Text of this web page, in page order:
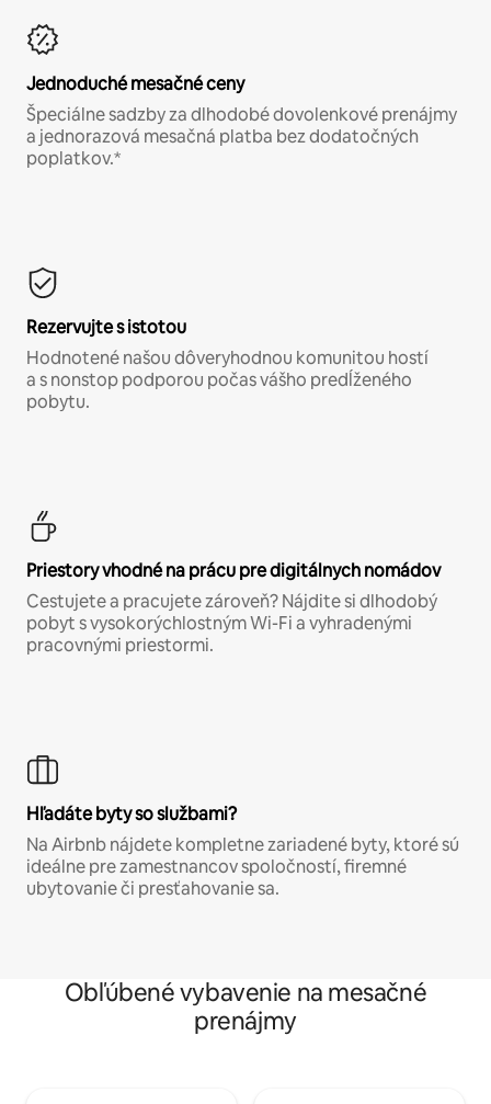
Jednoduché mesačné ceny
Špeciálne sadzby za dlhodobé dovolenkové prenájmy
a jednorazová mesačná platba bez dodatočných
poplatkov.*
Rezervujte s istotou
Hodnotené našou dôveryhodnou komunitou hostí
a s nonstop podporou počas vášho predĺženého
pobytu.
Priestory vhodné na prácu pre digitálnych nomádov
Cestujete a pracujete zároveň? Nájdite si dlhodobý
pobyt s vysokorýchlostným Wi-Fi a vyhradenými
pracovnými priestormi.
Hľadáte byty so službami?
Na Airbnb nájdete kompletne zariadené byty, ktoré sú
ideálne pre zamestnancov spoločností, firemné
ubytovanie či presťahovanie sa.
Obľúbené vybavenie na mesačné
prenájmy